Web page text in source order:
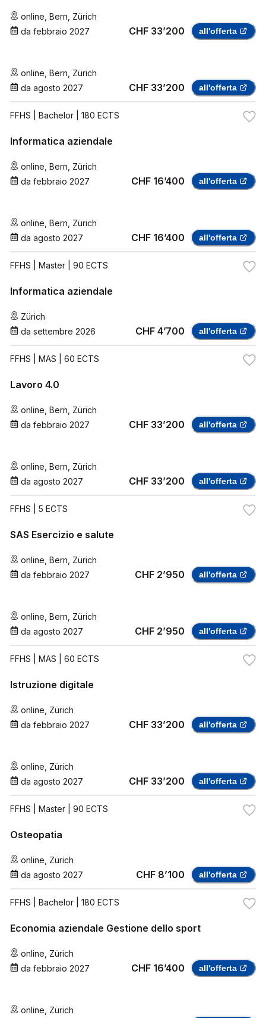
online Bern Zürich
da febbraio 2027 CHF 33’200 all'offerta
online Bern Zürich
da agosto 2027 CHF 33’200 all'offerta
FFHS | Bachelor | 180 ECTS
Informatica aziendale
online Bern Zürich
da febbraio 2027 CHF 16’400 all'offerta
online Bern Zürich
da agosto 2027 CHF 16’400 all'offerta
FFHS | Master | 90 ECTS
Informatica aziendale
Zürich
da settembre 2026 CHF 4’700 all'offerta
FFHS | MAS | 60 ECTS
Lavoro 4.0
online Bern Zürich
da febbraio 2027 CHF 33’200 all'offerta
online Bern Zürich
da agosto 2027 CHF 33’200 all'offerta
FFHS | 5 ECTS
SAS Esercizio e salute
online Bern Zürich
da febbraio 2027 CHF 2’950 all'offerta
online Bern Zürich
da agosto 2027 CHF 2’950 all'offerta
FFHS | MAS | 60 ECTS
Istruzione digitale
online Zürich
da febbraio 2027 CHF 33’200 all'offerta
online Zürich
da agosto 2027 CHF 33’200 all'offerta
FFHS | Master | 90 ECTS
Osteopatia
online Zürich
da agosto 2027 CHF 8’100 all'offerta
FFHS | Bachelor | 180 ECTS
Economia aziendale Gestione dello sport
online Zürich
da febbraio 2027 CHF 16’400 all'offerta
online Zürich